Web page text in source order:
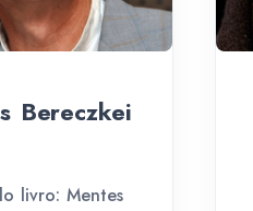
Bereczkei
livro: Mentes